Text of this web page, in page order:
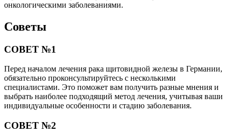
онкологическими заболеваниями.
Советы
СОВЕТ №1
Перед началом лечения рака щитовидной железы в Германии,
обязательно проконсультируйтесь с несколькими
специалистами. Это поможет вам получить разные мнения и
выбрать наиболее подходящий метод лечения, учитывая ваши
индивидуальные особенности и стадию заболевания.
СОВЕТ №2